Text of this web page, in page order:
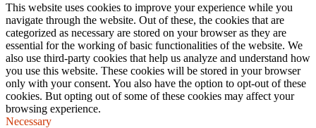
This website uses cookies to improve your experience while you
navigate through the website. Out of these, the cookies that are
categorized as necessary are stored on your browser as they are
essential for the working of basic functionalities of the website. We
also use third-party cookies that help us analyze and understand how
you use this website. These cookies will be stored in your browser
only with your consent. You also have the option to opt-out of these
cookies. But opting out of some of these cookies may affect your
browsing experience.
Necessary